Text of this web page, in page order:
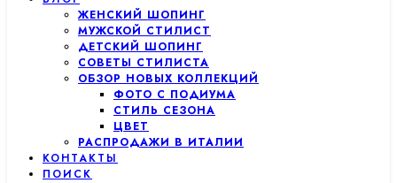
ЖЕНСКИЙ ШОПИНГ
МУЖСКОЙ СТИЛИСТ
ДЕТСКИЙ ШОПИНГ
СОВЕТЫ СТИЛИСТА
ОБЗОР НОВЫХ КОЛЛЕКЦИЙ
ФОТО С ПОДИУМА
СТИЛЬ СЕЗОНА
ЦВЕТ
РАСПРОДАЖИ В ИТАЛИИ
КОНТАКТЫ
ПОИСК